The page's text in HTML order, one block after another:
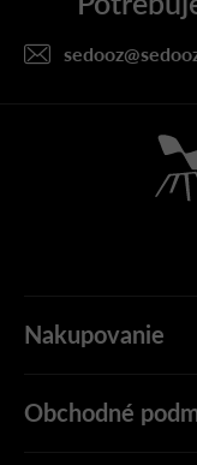
sedooz@
Nakupovanie
Obchodné